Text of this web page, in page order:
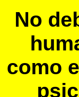
No
como